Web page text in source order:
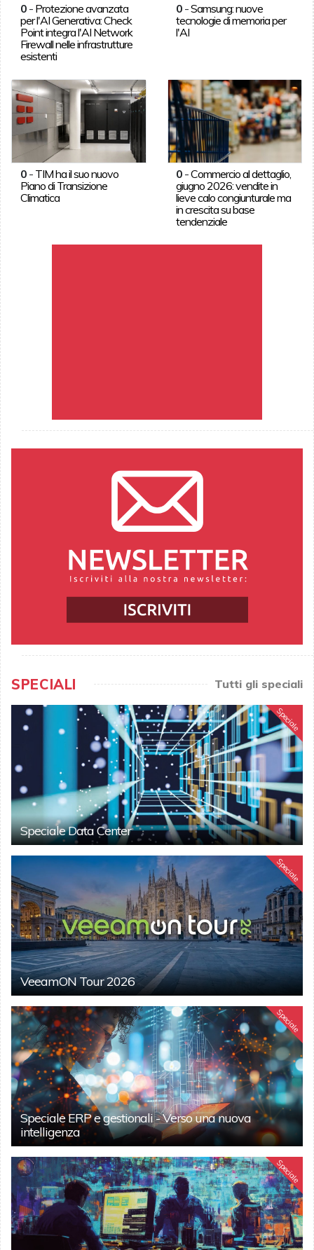
0- Protezione avanzata
per l'AI Generativa: Check
Point integra l'AI Network
Firewall nelle infrastrutture
esistenti
0 -Samsung: nuove
tecnologie di memoria per
l'AI
0- TIM ha il suo nuovo
Piano di Transizione
Climatica
0 -Commercio al dettaglio,
giugno 2026: vendite in
lieve calo congiunturale ma
in crescita su base
tendenziale
SPECIALI Tutti gli speciali
Speciale
Speciale Data Center
Speciale
VeeamON Tour 2026
Speciale
Speciale ERP e gestionali - Verso una nuova
intelligenza
Speciale